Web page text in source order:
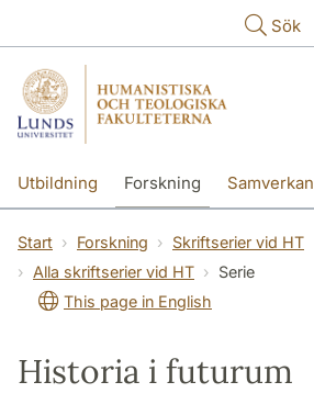
Sök
Utbildning Forskning Samverkan
Start Forskning
Skriftserier vid HT
Alla skriftserier vid HT
Serie
This page in English
Historia i futurum